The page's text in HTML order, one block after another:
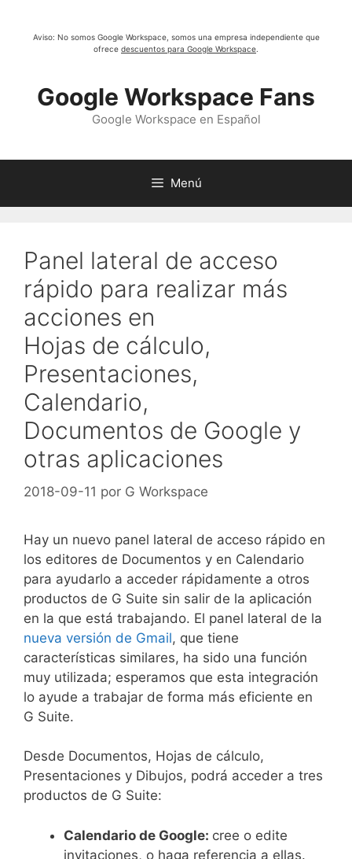
Aviso: No somos Google Workspace, somos una empresa independiente que
ofrece descuentos para Google Workspace
Google Workspace Fans
Google Workspace en Español
Menú
Panel lateral de acceso
rápido para realizar más
acciones en
Hojas de cálculo,
Presentaciones,
Calendario,
Documentos de Google y
otras aplicaciones
2018-09-11 por G Workspace
Hay un nuevo panel lateral de acceso rápido en
los editores de Documentos y en Calendario
para ayudarlo a acceder rápidamente a otros
productos de G Suite sin salir de la aplicación
en la que está trabajando. El panel lateral de la
nueva versión de Gmail, que tiene
características similares, ha sido una función
muy utilizada; esperamos que esta integración
lo ayude a trabajar de forma más eficiente en
G Suite.
Desde Documentos, Hojas de cálculo,
Presentaciones y Dibujos, podrá acceder a tres
productos de G Suite:
Calendario de Google: cree o edite
invitaciones, o haga referencia a ellas.